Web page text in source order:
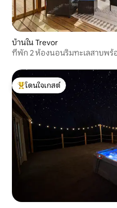
บ้านใน Trevor
ที่พัก 2 ห้องนอนริมทะเลสาบพร้
โดนใจเกสต์ที่สุด
โดนใจเกสต์